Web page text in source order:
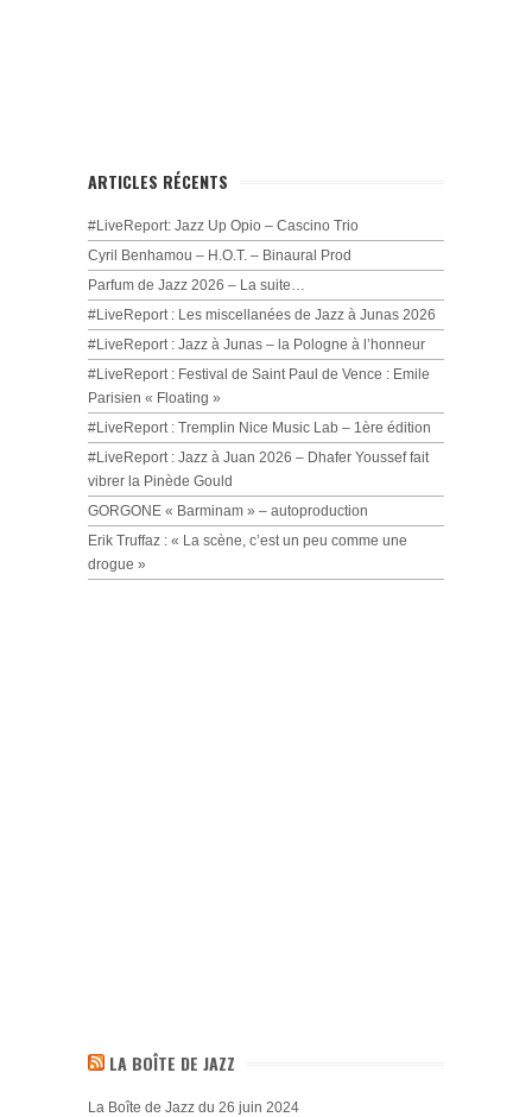
ARTICLES RÉCENTS
#LiveReport: Jazz Up Opio – Cascino Trio
Cyril Benhamou – H.O.T. – Binaural Prod
Parfum de Jazz 2026 – La suite…
#LiveReport : Les miscellanées de Jazz à Junas 2026
#LiveReport : Jazz à Junas – la Pologne à l’honneur
#LiveReport : Festival de Saint Paul de Vence : Emile
Parisien « Floating »
#LiveReport : Tremplin Nice Music Lab – 1ère édition
#LiveReport : Jazz à Juan 2026 – Dhafer Youssef fait
vibrer la Pinède Gould
GORGONE « Barminam » – autoproduction
Erik Truffaz : « La scène, c’est un peu comme une
drogue »
LA BOÎTE DE JAZZ
La Boîte de Jazz du 26 juin 2024